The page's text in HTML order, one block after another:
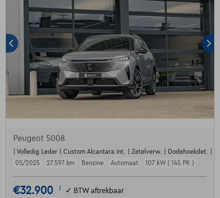
Peugeot 5008
| Volledig Leder | Custom Alcantara int. | Zetelverw. | Dodehoekdet. |
05/2025
27.597 km Benzine Automaat 107 kW ( 145 PK )
€32.900 1 ✓ BTW aftrekbaar